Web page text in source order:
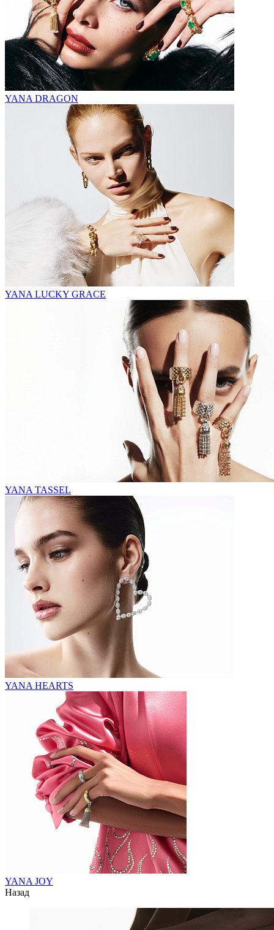
YANA DRAGON
YANA LUCKY GRACE
YANA TASSEL
YANA HEARTS
YANA JOY
Назад